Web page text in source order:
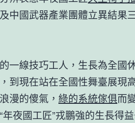
中國武器產業團體立異結果
線技巧工人，生長為全國
到現在站在全國性舞臺展現
漫的傻氣， 綠的系統傢俱而
夜國工匠”戎鵬強的生長得